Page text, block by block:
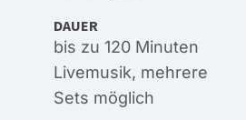
DAUER
bis zu 120 Minuten
Livemusik, mehrere
Sets möglich